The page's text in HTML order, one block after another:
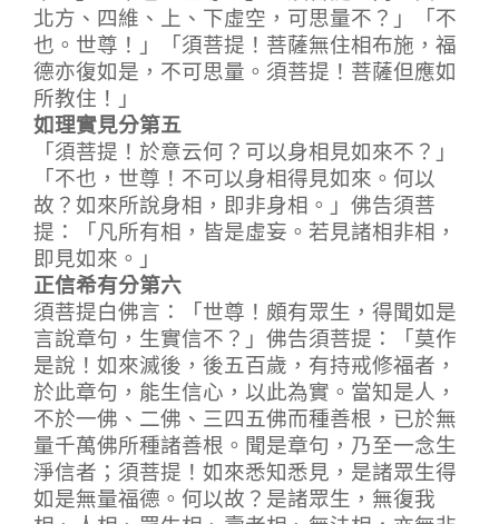
北方、四維、上、下虛空，可思量不？」「不
也。世尊！」「須菩提！菩薩無住相布施，福
德亦復如是，不可思量。須菩提！菩薩但應如
所教住！」
如理實見分第五
「須菩提！於意云何？可以身相見如來不？」
「不也，世尊！不可以身相得見如來。何以
故？如來所說身相，即非身相。」佛告須菩
提：「凡所有相，皆是虛妄。若見諸相非相，
即見如來。」
正信希有分第六
須菩提白佛言：「世尊！頗有眾生，得聞如是
言說章句，生實信不？」佛告須菩提：「莫作
是說！如來滅後，後五百歲，有持戒修福者，
於此章句，能生信心，以此為實。當知是人，
不於一佛、二佛、三四五佛而種善根，已於無
量千萬佛所種諸善根。聞是章句，乃至一念生
淨信者；須菩提！如來悉知悉見，是諸眾生得
如是無量福德。何以故？是諸眾生，無復我